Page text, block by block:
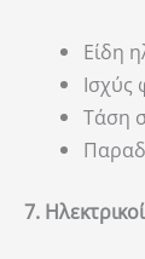
Είδη
Ισχύς
Τάση
7.